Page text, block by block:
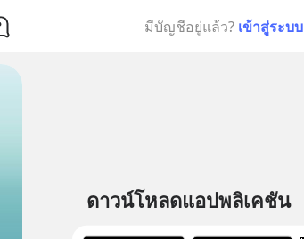
มีบัญชีอยู่แล้ว? เข้าสู่ระบบ
ดาวน์โหลดแอปพลิเคชัน